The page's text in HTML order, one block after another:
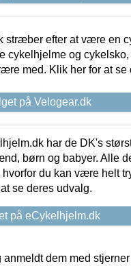
stræber efter at være en
cykelhjelme og
med. Klik her for at se
på Velogear.dk
har de DK's
børn og babyer. Alle
du kan være helt
se deres udvalg.
på eCykelhjelm.dk
dem med